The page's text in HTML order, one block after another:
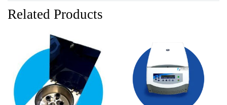
Related Products